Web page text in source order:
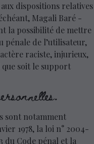
dispositions relatives
Magali Baré -
la possibilité de mettre
pénale de l’utilisateur,
raciste, injurieux,
soit le support
sont notamment
1978, la loi n° 2004-
du Code pénal et la